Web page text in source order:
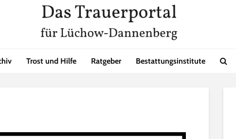
Trost und Hilfe Ratgeber Bestattungsinstitute